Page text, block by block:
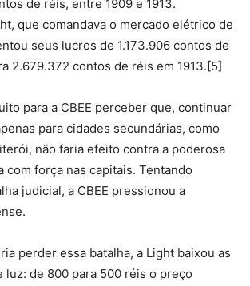
de réis, entre 1909 e 1913.
que comandava o mercado elétrico de
seus lucros de 1.173.906 contos de
2.679.372 contos de réis em 1913.[5]
para a CBEE perceber que, continuar
para cidades secundárias, como
não faria efeito contra a poderosa
com força nas capitais. Tentando
judicial, a CBEE pressionou a
perder essa batalha, a Light baixou as
luz: de 800 para 500 réis o preço